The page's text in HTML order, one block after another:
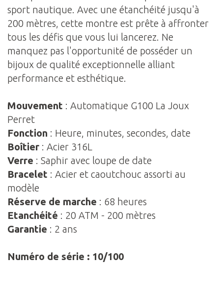
sport nautique. Avec une étanchéité jusqu'à
200 mètres, cette montre est prête à affronter
tous les défis que vous lui lancerez. Ne
manquez pas l'opportunité de posséder un
bijoux de qualité exceptionnelle alliant
performance et esthétique.
Mouvement : Automatique G100 La Joux
Perret
Fonction : Heure, minutes, secondes, date
Boîtier : Acier 316L
Verre : Saphir avec loupe de date
Bracelet : Acier et caoutchouc assorti au
modèle
Réserve de marche : 68 heures
Etanchéité : 20 ATM - 200 mètres
Garantie : 2 ans
Numéro de série : 10/100